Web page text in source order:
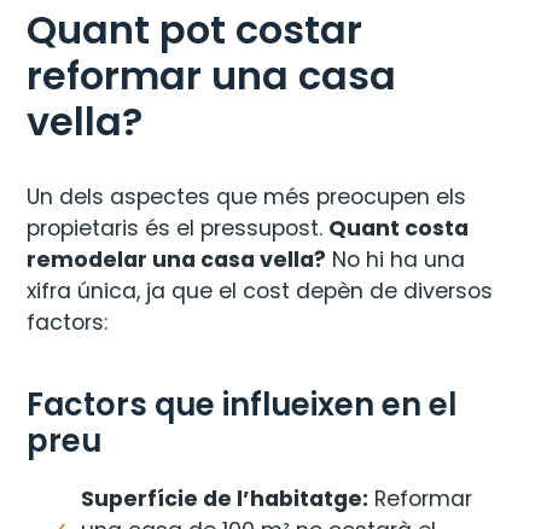
Quant pot costar
reformar una casa
vella?
Un dels aspectes que més preocupen els
propietaris és el pressupost. Quant costa
remodelar una casa vella? No hi ha una
xifra única, ja que el cost depèn de diversos
factors:
Factors que influeixen en el
preu
Superfície de l’habitatge: Reformar